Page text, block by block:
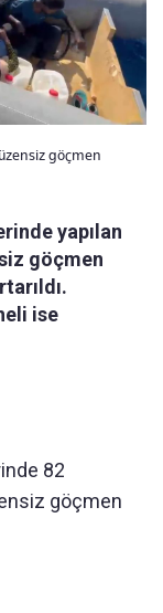
göçmen
yapılan
göçmen
ise
82
göçmen